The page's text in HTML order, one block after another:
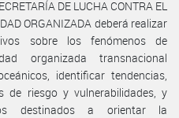
DE LUCHA CONTRA EL
ORGANIZADA deberá realizar
sobre los fenómenos de
organizada transnacional
identificar tendencias,
de riesgo y vulnerabilidades, y
destinados a orientar la